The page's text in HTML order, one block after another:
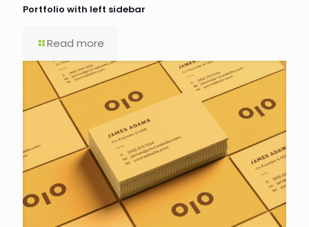
Portfolio with left sidebar
Read more